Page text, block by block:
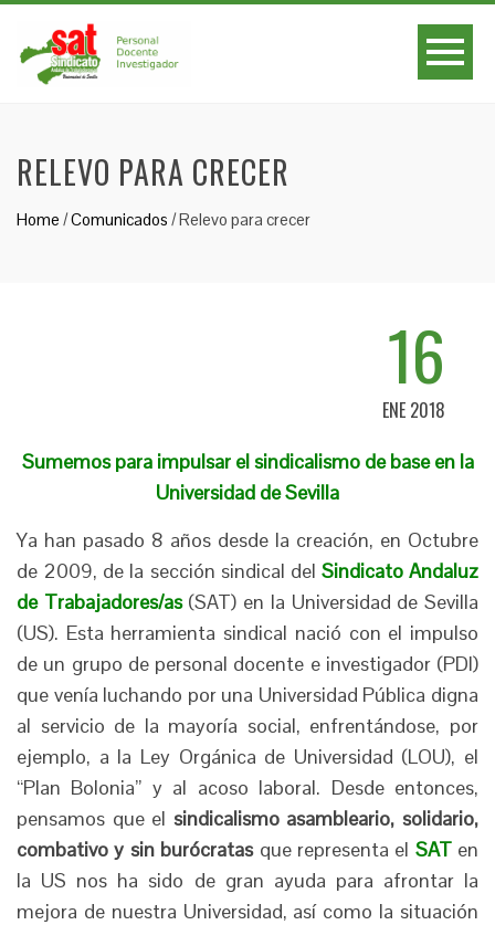
RELEVO PARA CRECER
Home /Comunicados /Relevo para crecer
16
ENE 2018
Sumemos para impulsar el sindicalismo de base en la
Universidad de Sevilla
Ya han pasado 8 años desde la creación, en Octubre
de 2009, de la sección sindical del Sindicato Andaluz
de Trabajadores/as(SAT) en la Universidad de Sevilla
(US). Esta herramienta sindical nació con el impulso
de un grupo de personal docente e investigador (PDI)
que venía luchando por una Universidad Pública digna
al servicio de la mayoría social, enfrentándose, por
ejemplo, a la Ley Orgánica de Universidad (LOU), el
“Plan Bolonia” y al acoso laboral. Desde entonces,
pensamos que el sindicalismo asambleario, solidario,
combativo y sin burócratasque representa el SATen
la US nos ha sido de gran ayuda para afrontar la
mejora de nuestra Universidad, así como la situación